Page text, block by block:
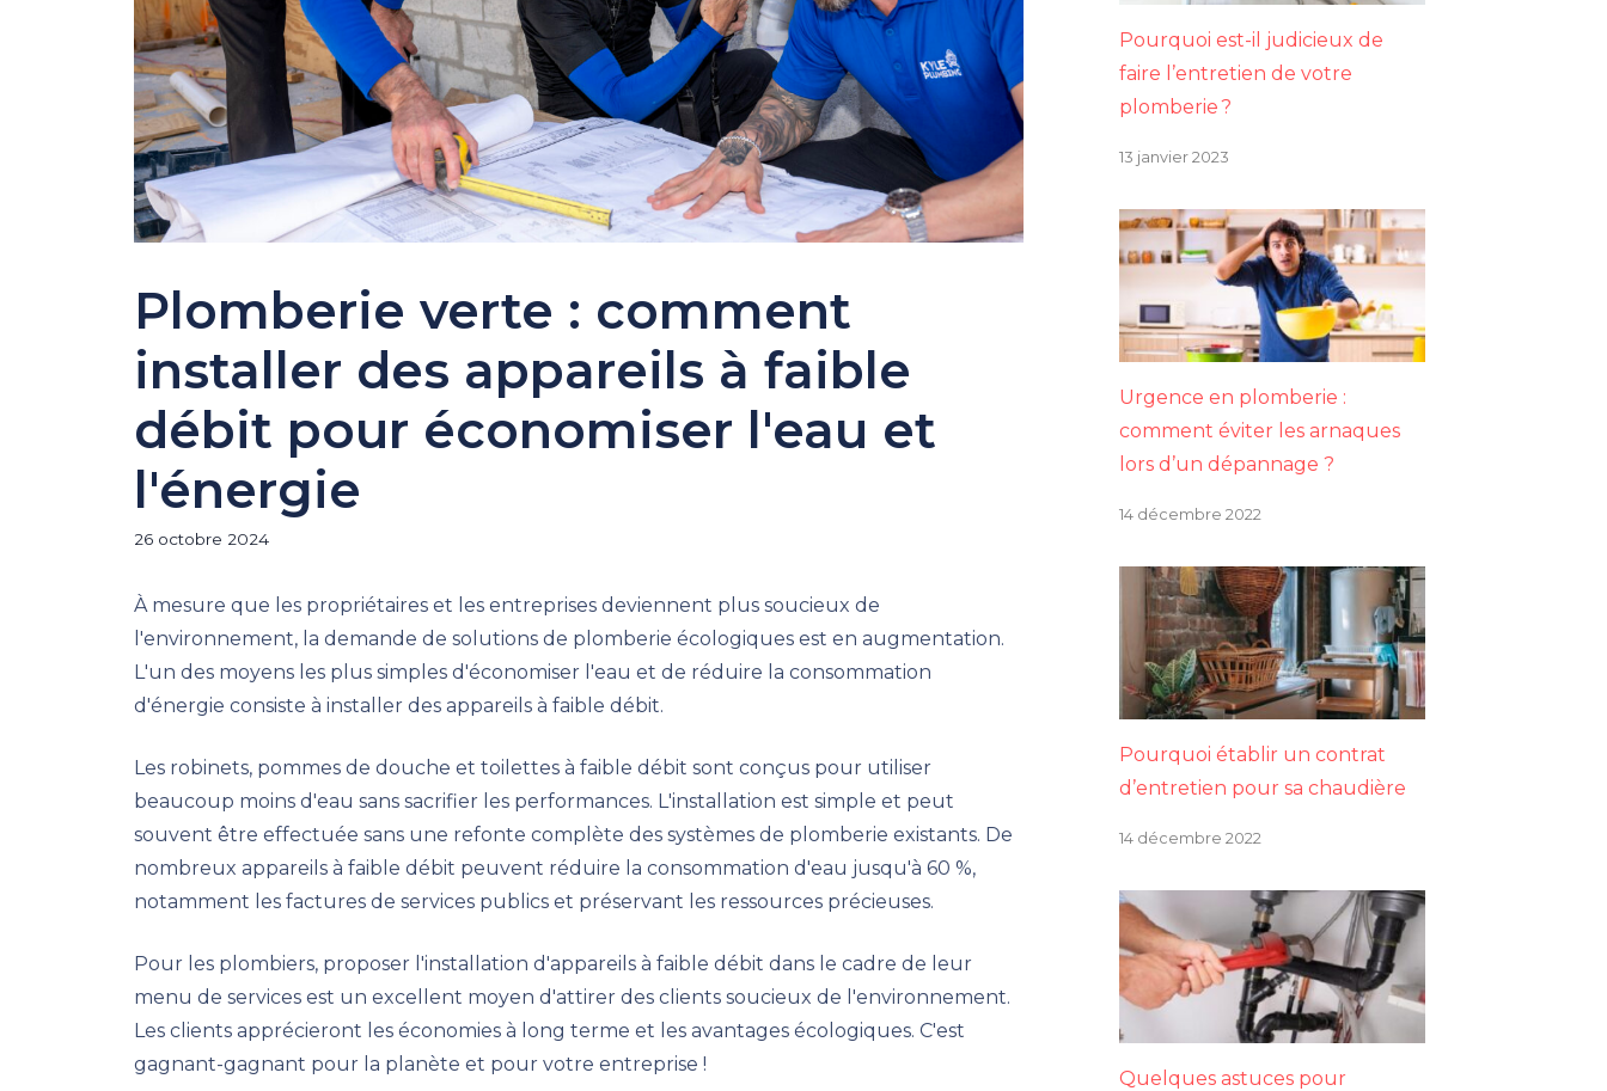
Plomberie verte : comment
installer des appareils à faible
débit pour économiser l'eau et
l'énergie
26 octobre 2024
À mesure que les propriétaires et les entreprises deviennent plus soucieux de
l'environnement, la demande de solutions de plomberie écologiques est en augmentation.
L'un des moyens les plus simples d'économiser l'eau et de réduire la consommation
d'énergie consiste à installer des appareils à faible débit.
Les robinets, pommes de douche et toilettes à faible débit sont conçus pour utiliser
beaucoup moins d'eau sans sacrifier les performances. L'installation est simple et peut
souvent être effectuée sans une refonte complète des systèmes de plomberie existants. De
nombreux appareils à faible débit peuvent réduire la consommation d'eau jusqu'à 60 %,
notamment les factures de services publics et préservant les ressources précieuses.
Pour les plombiers, proposer l'installation d'appareils à faible débit dans le cadre de leur
menu de services est un excellent moyen d'attirer des clients soucieux de l'environnement.
Les clients apprécieront les économies à long terme et les avantages écologiques. C'est
gagnant-gagnant pour la planète et pour votre entreprise !
Pourquoi est-il judicieux de
faire l’entretien de votre
plomberie ?
13 janvier 2023
Urgence en plomberie :
comment éviter les arnaques
lors d’un dépannage ?
14 décembre 2022
Pourquoi établir un contrat
d’entretien pour sa chaudière
14 décembre 2022
Quelques astuces pour